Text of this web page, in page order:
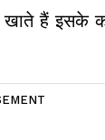
खाते हैं